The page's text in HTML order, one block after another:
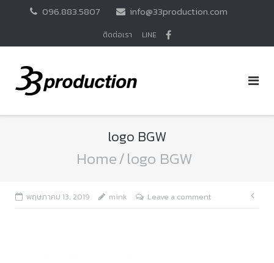
096.883.5807 info@33production.com
ติดต่อเรา LINE
logo BGW
Home/logo BGW
พฤษภาคม 13, 2019 mink Leave a comment
แน